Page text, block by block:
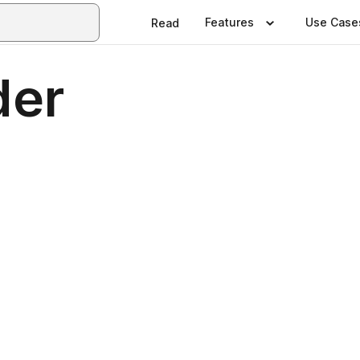
Read Features Use